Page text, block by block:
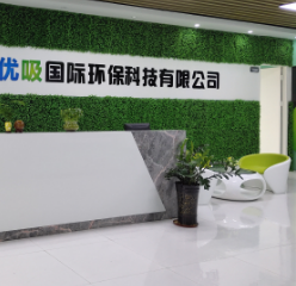
污染治理资质等级证
书”）、拥有多名高级《环
境工程高级工程师》室内
空气治理资格认证的治理
人员、掌握室内空气净化
治理实用技术和五项专利
技术、八项计算机软件著
作权登记证书等。研发实